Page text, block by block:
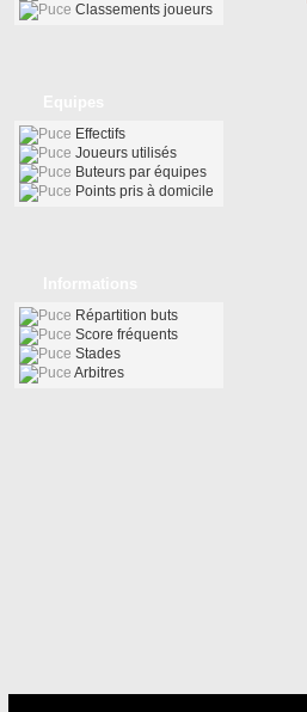
Classements joueurs
Effectifs
Joueurs utilisés
Buteurs par équipes
Points pris à domicile
Répartition buts
Score fréquents
Stades
Arbitres